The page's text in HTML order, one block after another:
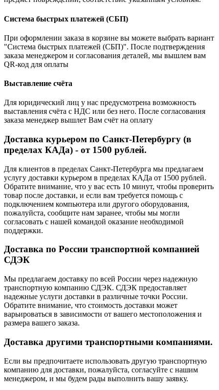
Система быстрых платежей (СБП)
При оформлении заказа в корзине вы можете выбрать вариант
"Система быстрых платежей (СБП)". После подтверждения
заказа менеджером и согласования деталей, мы вышлем вам
QR-код для оплаты
Выставление счёта
Для юридический лиц у нас предусмотрена возможность
выставления счёта с НДС или без него. После согласования
заказа менеджер вышлет Вам счёт на оплату
Доставка курьером по Санкт-Петербургу (в
пределах КАДа) - от 1500 рублей.
Для клиентов в пределах Санкт-Петербурга мы предлагаем
услугу доставки курьером в пределах КАДа от 1500 рублей.
Обратите внимание, что у вас есть 10 минут, чтобы проверить
товар после доставки, и если вам требуется помощь с
подключением компьютера или другого оборудования,
пожалуйста, сообщите нам заранее, чтобы мы могли
согласовать с нашей командой оказание необходимой
поддержки.
Доставка по России транспортной компанией
СДЭК
Мы предлагаем доставку по всей России через надежную
транспортную компанию СДЭК. СДЭК предоставляет
надежные услуги доставки в различные точки России.
Обратите внимание, что стоимость доставки может
варьироваться в зависимости от вашего местоположения и
размера вашего заказа.
Доставка другими транспортными компаниями.
Если вы предпочитаете использовать другую транспортную
компанию для доставки, пожалуйста, согласуйте с нашим
менеджером, и мы будем рады выполнить вашу заявку.